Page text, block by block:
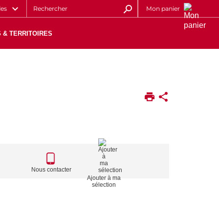
Mon panier
& TERRITOIRES
CALL
TO
ACTIONS
Nous contacter
Ajouter à ma
sélection